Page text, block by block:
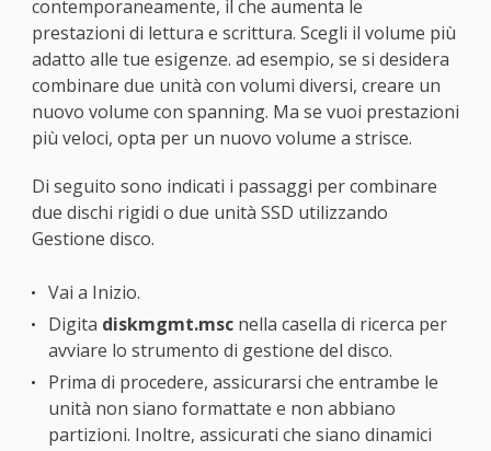
contemporaneamente, il che aumenta le
prestazioni di lettura e scrittura. Scegli il volume più
adatto alle tue esigenze. ad esempio, se si desidera
combinare due unità con volumi diversi, creare un
nuovo volume con spanning. Ma se vuoi prestazioni
più veloci, opta per un nuovo volume a strisce.
Di seguito sono indicati i passaggi per combinare
due dischi rigidi o due unità SSD utilizzando
Gestione disco.
Vai a Inizio.
Digita diskmgmt.mscnella casella di ricerca per
avviare lo strumento di gestione del disco.
Prima di procedere, assicurarsi che entrambe le
unità non siano formattate e non abbiano
partizioni. Inoltre, assicurati che siano dinamici